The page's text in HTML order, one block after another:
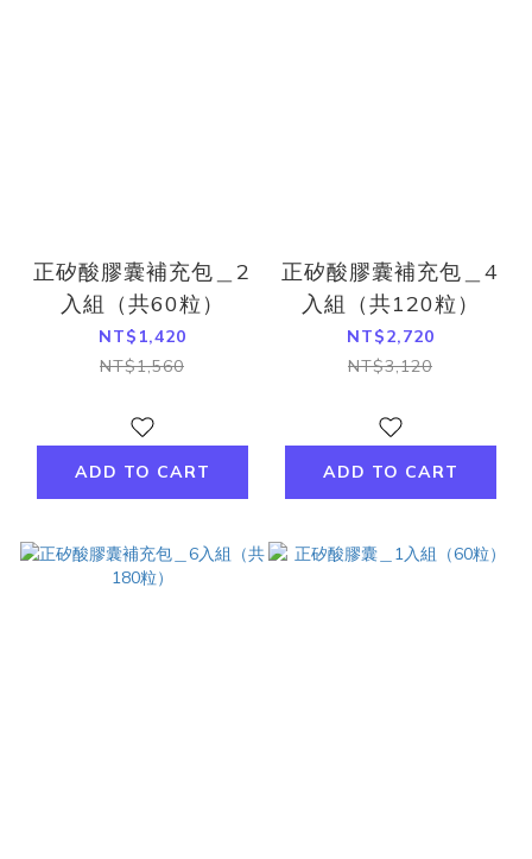
正矽酸膠囊補充包＿2
入組（共60粒）
NT$1,420
NT$1,560
ADD TO CART
正矽酸膠囊補充包＿4
入組（共120粒）
NT$2,720
NT$3,120
ADD TO CART